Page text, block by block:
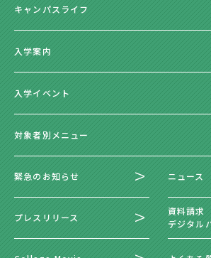
キャンパスライフ
入学案内
入学イベント
対象者別メニュー
緊急のお知らせ ニュース
プレスリリース
資料請求
デジタル